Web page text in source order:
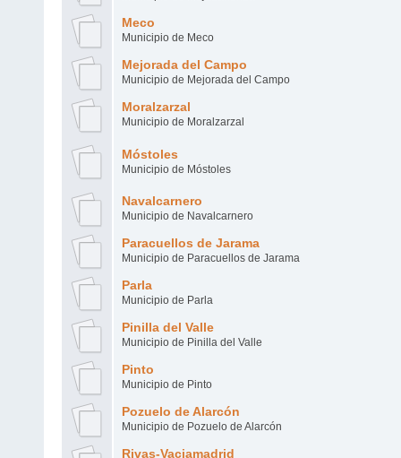
Meco
Municipio de Meco
Mejorada del Campo
Municipio de Mejorada del Campo
Moralzarzal
Municipio de Moralzarzal
Móstoles
Municipio de Móstoles
Navalcarnero
Municipio de Navalcarnero
Paracuellos de Jarama
Municipio de Paracuellos de Jarama
Parla
Municipio de Parla
Pinilla del Valle
Municipio de Pinilla del Valle
Pinto
Municipio de Pinto
Pozuelo de Alarcón
Municipio de Pozuelo de Alarcón
Rivas-Vaciamadrid